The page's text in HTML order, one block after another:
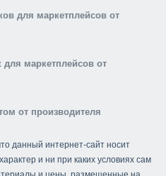
для маркетплейсов от
маркетплейсов от
от производителя
данный интернет-сайт носит
и ни при каких условиях сам